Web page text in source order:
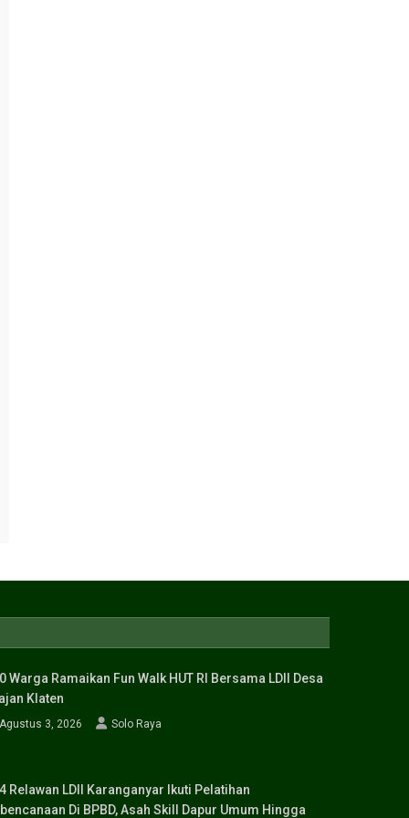
Warga Ramaikan Fun Walk HUT RI Bersama LDII Desa
Klaten
3, 2026 Solo Raya
Relawan LDII Karanganyar Ikuti Pelatihan
Di BPBD, Asah Skill Dapur Umum Hingga